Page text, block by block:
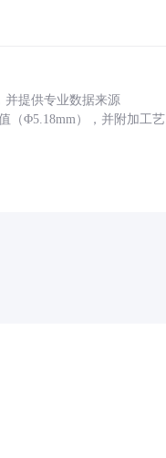
并提供专业数据来源
（Φ5.18mm），并附加工艺